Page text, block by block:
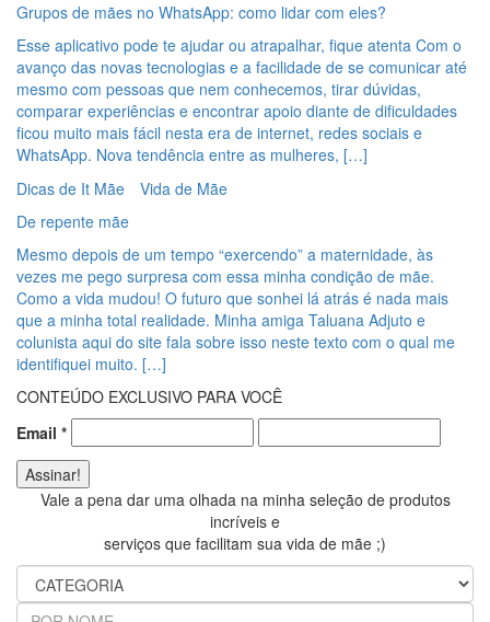
Grupos de mães no WhatsApp: como lidar com eles?
Esse aplicativo pode te ajudar ou atrapalhar, fique atenta Com o
avanço das novas tecnologias e a facilidade de se comunicar até
mesmo com pessoas que nem conhecemos, tirar dúvidas,
comparar experiências e encontrar apoio diante de dificuldades
ficou muito mais fácil nesta era de internet, redes sociais e
WhatsApp. Nova tendência entre as mulheres, […]
Dicas de It Mãe
Vida de Mãe
De repente mãe
Mesmo depois de um tempo “exercendo” a maternidade, às
vezes me pego surpresa com essa minha condição de mãe.
Como a vida mudou! O futuro que sonhei lá atrás é nada mais
que a minha total realidade. Minha amiga Taluana Adjuto e
colunista aqui do site fala sobre isso neste texto com o qual me
identifiquei muito. […]
CONTEÚDO EXCLUSIVO PARA VOCÊ
Email *
Vale a pena dar uma olhada na minha seleção de produtos
incríveis e
serviços que facilitam sua vida de mãe ;)